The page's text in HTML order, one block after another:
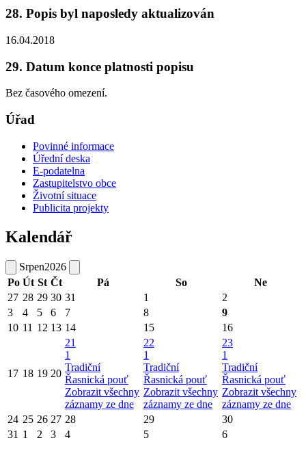
28. Popis byl naposledy aktualizován
16.04.2018
29. Datum konce platnosti popisu
Bez časového omezení.
Úřad
Povinné informace
Úřední deska
E-podatelna
Zastupitelstvo obce
Životní situace
Publicita projekty
Kalendář
Srpen2026
Po Út St Čt Pá So
Ne
27 28 29 30 31 1
2
3
4 5 6 7 8
9
10 11 12 13 14 15 16
17 18 19 20
21
1
Tradiční
Řasnická pouť
Zobrazit všechny
záznamy ze dne
22
1
Tradiční
Řasnická pouť
Zobrazit všechny
záznamy ze dne
23
1
Tradiční
Řasnická pouť
Zobrazit všechny
záznamy ze dne
24 25 26 27 28 29
30
31 1 2 3 4 5 6